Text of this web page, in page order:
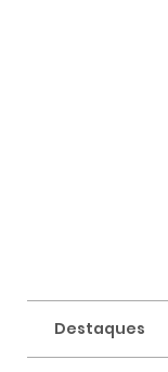
Destaques